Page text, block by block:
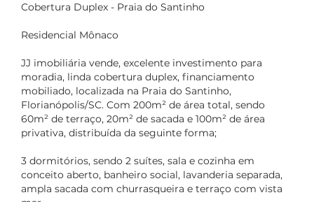
Cobertura Duplex - Praia do Santinho
Residencial Mônaco
JJ imobiliária vende, excelente investimento para
moradia, linda cobertura duplex, financiamento
mobiliado, localizada na Praia do Santinho,
Florianópolis/SC. Com 200m² de área total, sendo
60m² de terraço, 20m² de sacada e 100m² de área
privativa, distribuída da seguinte forma;
3 dormitórios, sendo 2 suítes, sala e cozinha em
conceito aberto, banheiro social, lavanderia separada,
ampla sacada com churrasqueira e terraço com vista